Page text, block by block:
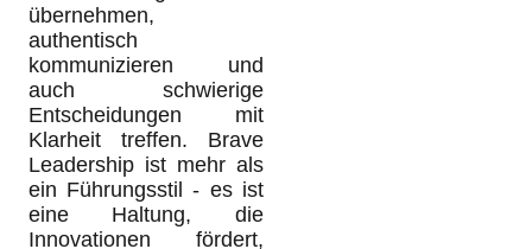
übernehmen,
authentisch
kommunizieren und
auch schwierige
Entscheidungen mit
Klarheit treffen. Brave
Leadership ist mehr als
ein Führungsstil - es ist
eine Haltung, die
Innovationen fördert,